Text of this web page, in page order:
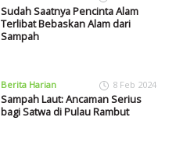
Sudah Saatnya Pencinta Alam
Terlibat Bebaskan Alam dari
Sampah
Berita Harian 8 Feb 2024
Sampah Laut: Ancaman Serius
bagi Satwa di Pulau Rambut